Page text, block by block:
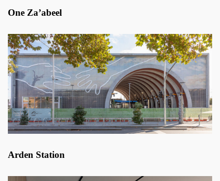
One Za’abeel
Arden Station